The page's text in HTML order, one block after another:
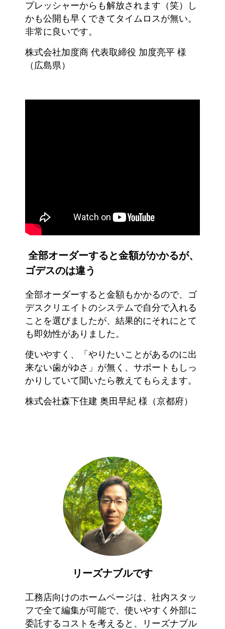
プレッシャーからも解放されます（笑）し
かも公開も早くできてタイムロスが無い。
非常に良いです。
株式会社加度商 代表取締役 加度亮平 様
（広島県）
全部オーダーすると金額がかかるが、
ゴデスのは違う
全部オーダーすると金額もかかるので、ゴ
デスクリエイトのシステムで自分で入れる
ことを選びましたが、結果的にそれにとて
も即効性がありました。
使いやすく、「やりたいことがあるのに出
来ない歯がゆさ」が無く、サポートもしっ
かりしていて聞いたら教えてもらえます。
株式会社森下住建 奥田早紀 様（京都府）
リーズナブルです
工務店向けのホームページは、社内スタッ
フで全て編集が可能で、使いやすく外部に
委託するコストを考えると、リーズナブル